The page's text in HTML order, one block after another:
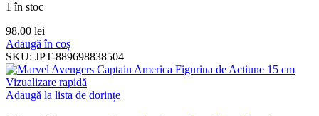
1 în stoc
98,00 lei
Adaugă în coș
SKU: JPT-889698838504
Vizualizare rapidă
Adaugă la lista de dorințe